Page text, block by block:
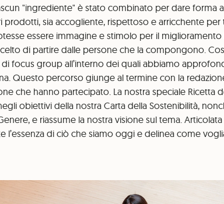
"ingrediente" è stato combinato per dare forma
sia accogliente, rispettoso e arricchente per
essere immagine e stimolo per il miglioramento
di partire dalle persone che la compongono.
focus group all’interno dei quali abbiamo
Questo percorso giunge al termine con la
che hanno partecipato. La nostra speciale Ricetta
obiettivi della nostra Carta della Sostenibilità,
e riassume la nostra visione sul tema.
l’essenza di ciò che siamo oggi e delinea come